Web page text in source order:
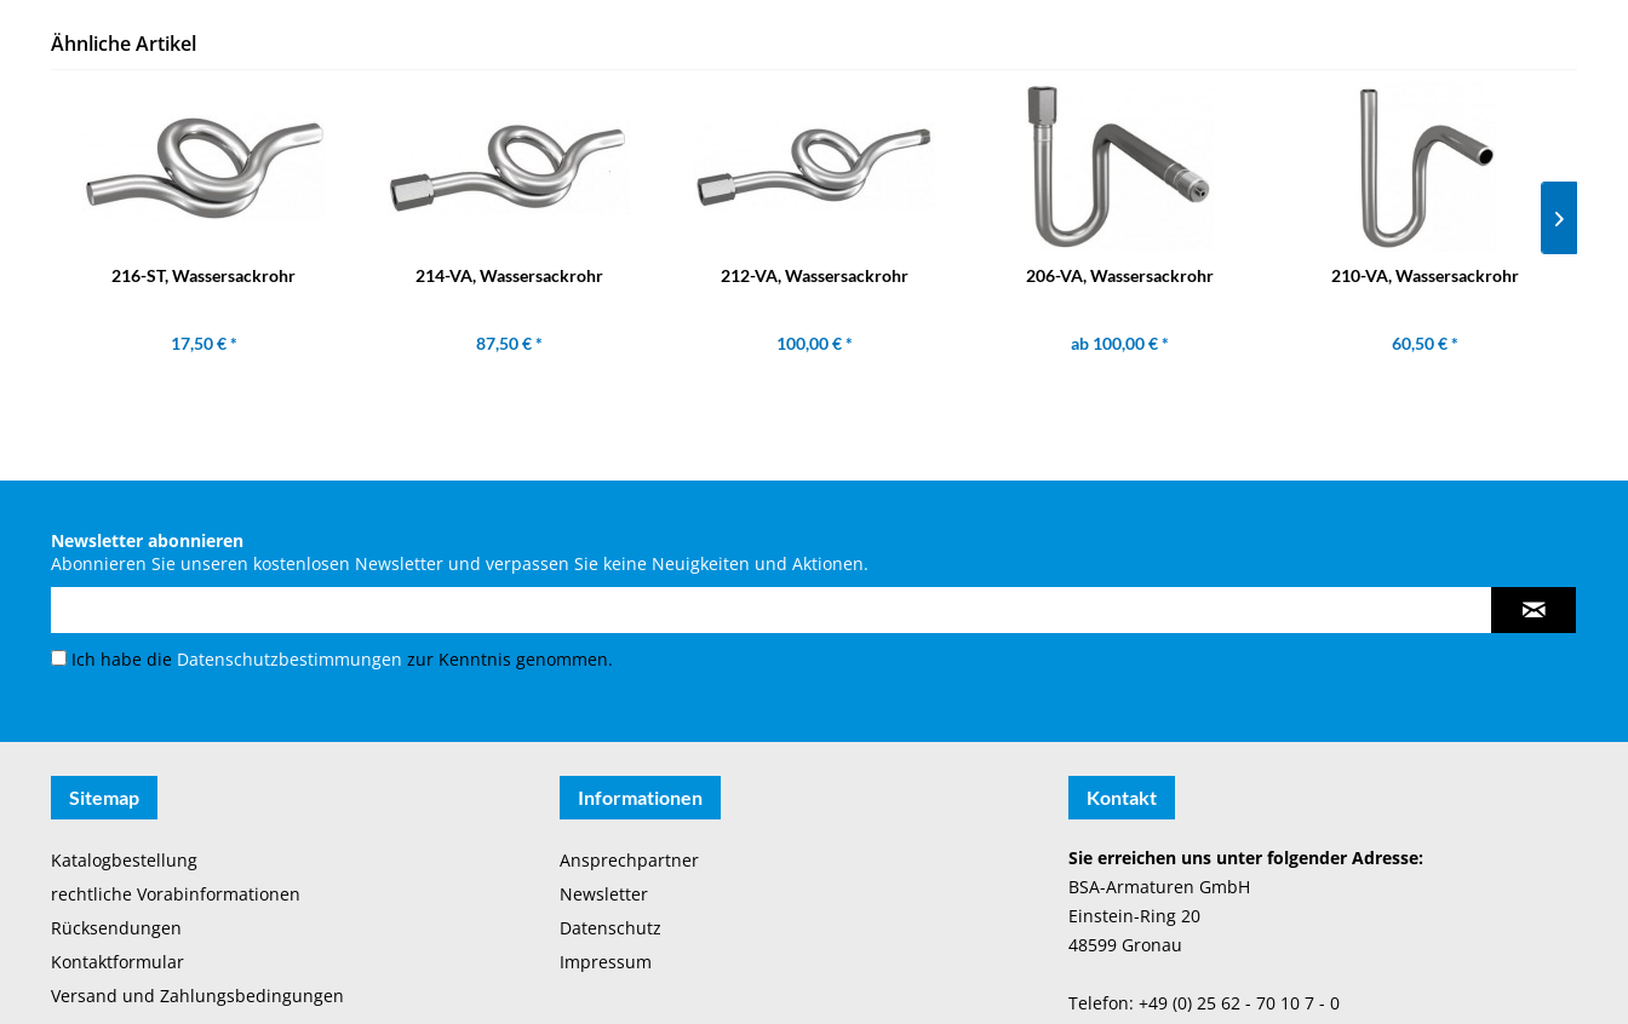
Ähnliche Artikel
216-ST, Wassersackrohr
17,50 € *
214-VA, Wassersackrohr
87,50 € *
212-VA, Wassersackrohr
100,00 € *
206-VA, Wassersackrohr
ab 100,00 € *
210-VA, Wassersackrohr
60,50 € *
Newsletter abonnieren
Abonnieren Sie unseren kostenlosen Newsletter und verpassen Sie keine Neuigkeiten und Aktionen.
Ich habe die Datenschutzbestimmungen zur Kenntnis genommen.
Sitemap
Katalogbestellung
rechtliche Vorabinformationen
Rücksendungen
Kontaktformular
Versand und Zahlungsbedingungen
Informationen
Ansprechpartner
Newsletter
Datenschutz
Impressum
Kontakt
Sie erreichen uns unter folgender Adresse:
BSA-Armaturen GmbH
Einstein-Ring 20
48599 Gronau
Telefon: +49 (0) 25 62 - 70 10 7 - 0